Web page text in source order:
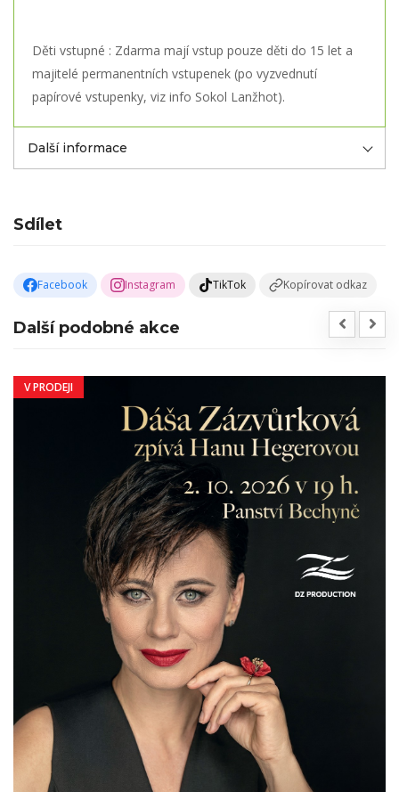
Děti vstupné : Zdarma mají vstup pouze děti do 15 let a
majitelé permanentních vstupenek (po vyzvednutí
papírové vstupenky, viz info Sokol Lanžhot).
Další informace
Sdílet
Facebook Instagram TikTok Kopírovat odkaz
Další podobné akce
V PRODEJI